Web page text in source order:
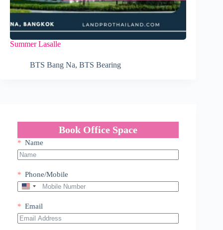
Summer Lasalle
BTS Bang Na, BTS Bearing
Book Office Space
Name
Phone/Mobile
U
i
t
e
Email